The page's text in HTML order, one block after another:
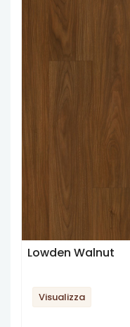
Lowden Walnut
Visualizza